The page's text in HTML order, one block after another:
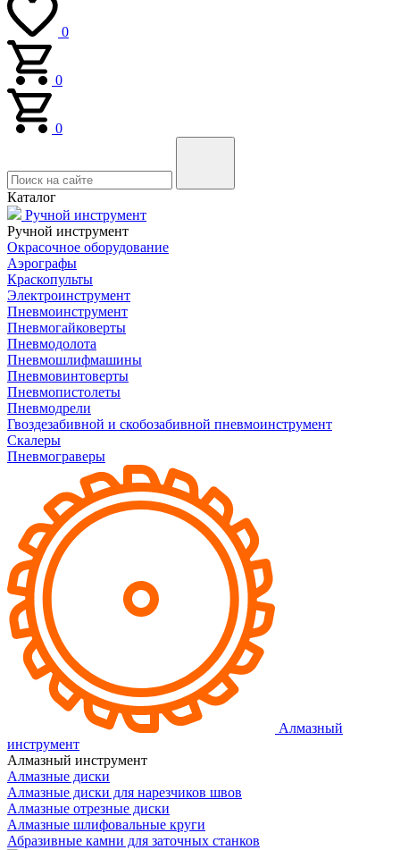
0
0
0
Каталог
Ручной инструмент
Ручной инструмент
Окрасочное оборудование
Аэрографы
Краскопульты
Электроинструмент
Пневмоинструмент
Пневмогайковерты
Пневмодолота
Пневмошлифмашины
Пневмовинтоверты
Пневмопистолеты
Пневмодрели
Гвоздезабивной и скобозабивной пневмоинструмент
Скалеры
Пневмограверы
Алмазный
инструмент
Алмазный инструмент
Алмазные диски
Алмазные диски для нарезчиков швов
Алмазные отрезные диски
Алмазные шлифовальные круги
Абразивные камни для заточных станков